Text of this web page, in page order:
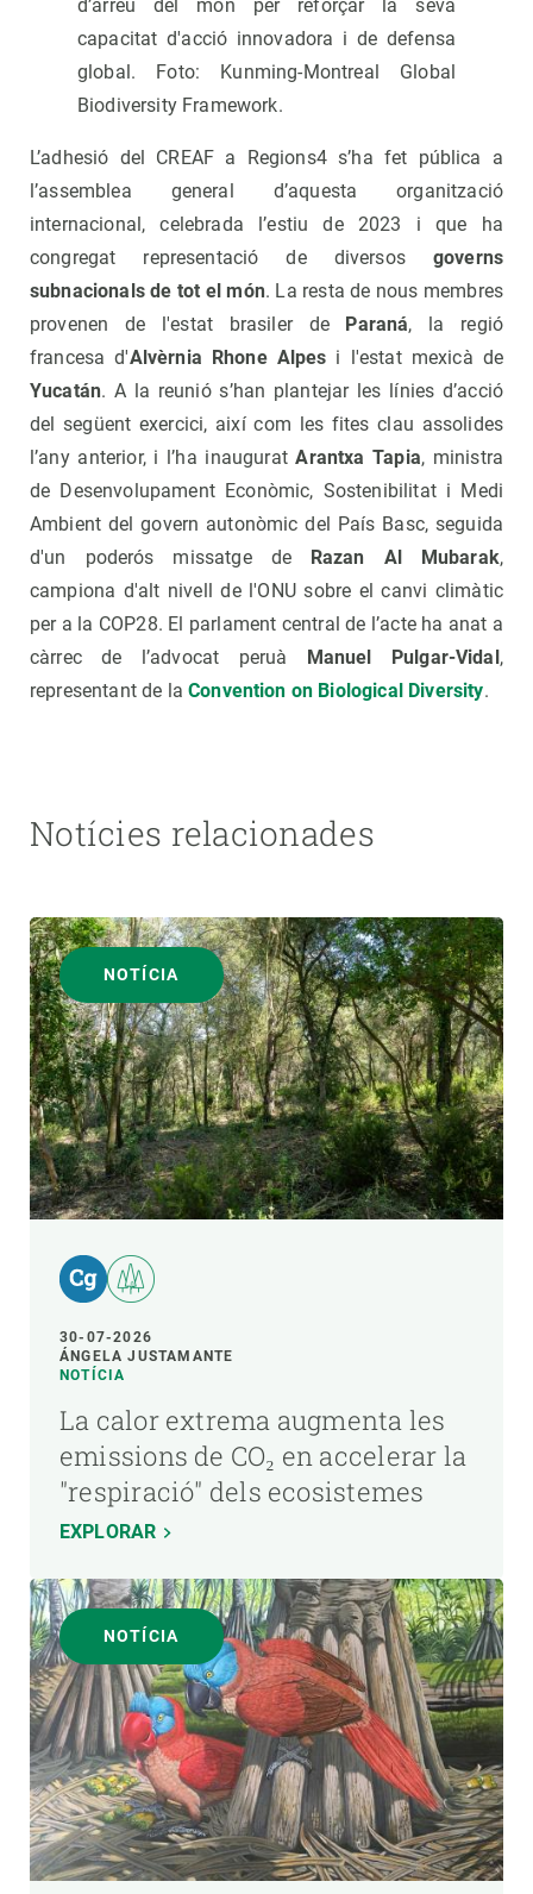
d’arreu del món per reforçar la seva
capacitat d'acció innovadora i de defensa
global. Foto: Kunming-Montreal Global
Biodiversity Framework.
L’adhesió del CREAF a Regions4 s’ha fet pública a
l’assemblea general d’aquesta organització
internacional, celebrada l’estiu de 2023 i que ha
congregat representació de diversos governs
subnacionals de tot el món. La resta de nous membres
provenen de l'estat brasiler de
Paraná, la regió
francesa d'Alvèrnia Rhone Alpes i l'estat mexicà de
Yucatán. A la reunió s’han plantejar les línies d’acció
del següent exercici, així com les fites clau assolides
l’any anterior, i l’ha inauguratArantxa Tapia, ministra
de Desenvolupament Econòmic, Sostenibilitat i Medi
Ambient del govern autonòmic del País Basc, seguida
d'un poderós missatge de
Razan Al Mubarak,
campiona d'alt nivell de l'ONU sobre el canvi climàtic
per a la COP28. El parlament central de l’acte ha anat a
càrrec de l’advocat peruà
Manuel Pulgar-Vidal ,
representant de laConvention on Biological Diversity.
Notícies relacionades
NOTÍCIA
30-07-2026
ÁNGELA JUSTAMANTE
NOTÍCIA
La calor extrema augmenta les
emissions de CO₂ en accelerar la
"respiració" dels ecosistemes
EXPLORAR
NOTÍCIA